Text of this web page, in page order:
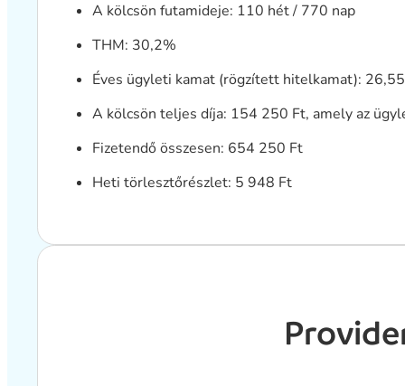
A kölcsön futamideje: 110 hét / 770 nap
THM: 30,2%
Éves ügyleti kamat (rögzített hitelkamat):
A kölcsön teljes díja: 154 250 Ft, amely az
Fizetendő összesen: 654 250 Ft
Heti törlesztőrészlet: 5 948 Ft